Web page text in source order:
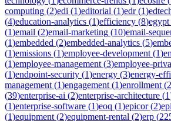
computing (2)edi (1)editorial (1)edr(1)
(4)education-analytics (1)efficiency (8)egypt
(1)email (2)email-marketing (10)email-
(1)embedded (2)embedded-analytics (5)
(1)emissions (1)employee-development (1)
(1)employee-management (3)employee-
(1)endpoint-security (1)energy (3)energy-
management (1)engagement (1)enrollment (2
(39)enterprise-ai (2)enterprise-architecture (1
(1)enterprise-software (1)eoq (1)epicor(2)
(1)equipment (2)equipment-rental (2)erp (